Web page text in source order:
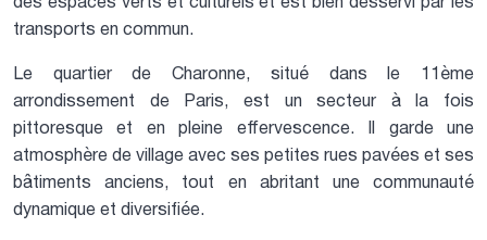
transports en commun.
Le quartier de Charonne, situé dans le 11ème
arrondissement de Paris, est un secteur à la fois
pittoresque et en pleine effervescence. Il garde une
atmosphère de village avec ses petites rues pavées et ses
bâtiments anciens, tout en abritant une communauté
dynamique et diversifiée.